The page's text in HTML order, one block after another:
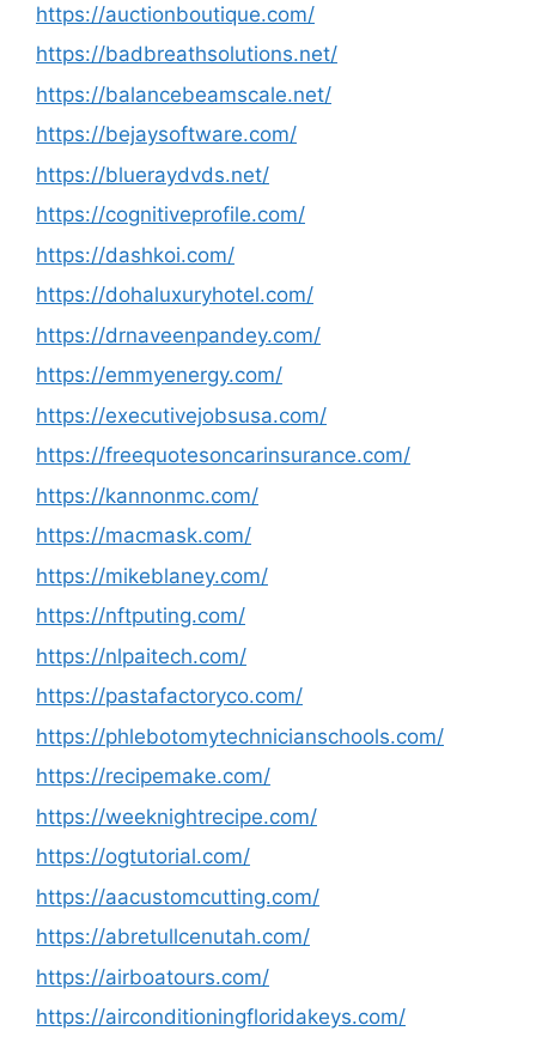
https://auctionboutique.com/
https://badbreathsolutions.net/
https://balancebeamscale.net/
https://bejaysoftware.com/
https://blueraydvds.net/
https://cognitiveprofile.com/
https://dashkoi.com/
https://dohaluxuryhotel.com/
https://drnaveenpandey.com/
https://emmyenergy.com/
https://executivejobsusa.com/
https://freequotesoncarinsurance.com/
https://kannonmc.com/
https://macmask.com/
https://mikeblaney.com/
https://nftputing.com/
https://nlpaitech.com/
https://pastafactoryco.com/
https://phlebotomytechnicianschools.com/
https://recipemake.com/
https://weeknightrecipe.com/
https://ogtutorial.com/
https://aacustomcutting.com/
https://abretullcenutah.com/
https://airboatours.com/
https://airconditioningfloridakeys.com/